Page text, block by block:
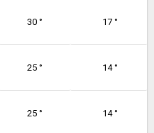
30 ° 17 °
25 ° 14 °
25 ° 14 °